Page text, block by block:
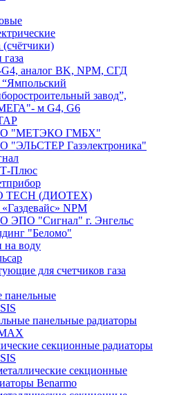
G4, аналог BK, NPM, СГД
завод”,
м G4, G6
"МЕТЭКО ГМБХ"
"ЭЛЬСТЕР Газэлектроника"
Плюс
TECH (ДИОТЕХ)
NPM
ЭПО "Сигнал" г. Энгельс
"Беломо"
на воду
для счетчиков газа
панельные
панельные радиаторы
секционные радиаторы
секционные
Benarmo